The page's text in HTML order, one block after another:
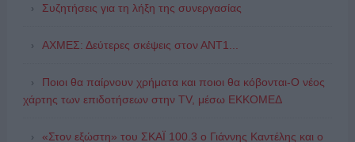
Συζητήσεις για τη λήξη της συνεργασίας
ΑΧΜΕΣ: Δεύτερες σκέψεις στον ΑΝΤ1...
Ποιοι θα παίρνουν χρήματα και ποιοι θα κόβονται-Ο νέος
χάρτης των επιδοτήσεων στην TV, μέσω ΕΚΚΟΜΕΔ
«Στον εξώστη» του ΣΚΑΪ 100.3 ο Γιάννης Καντέλης και ο